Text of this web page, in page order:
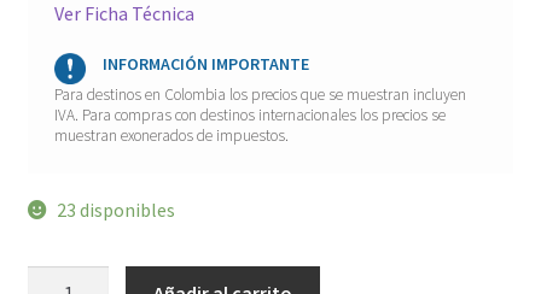
Ver Ficha Técnica
INFORMACIÓN IMPORTANTE
Para destinos en Colombia los precios que se muestran incluyen
IVA. Para compras con destinos internacionales los precios se
muestran exonerados de impuestos.
23 disponibles
"Conexión